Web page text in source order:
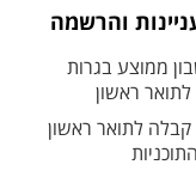
והרשמה
ממוצע בגרות
לתואר ראשון
קבלה לתואר ראשון